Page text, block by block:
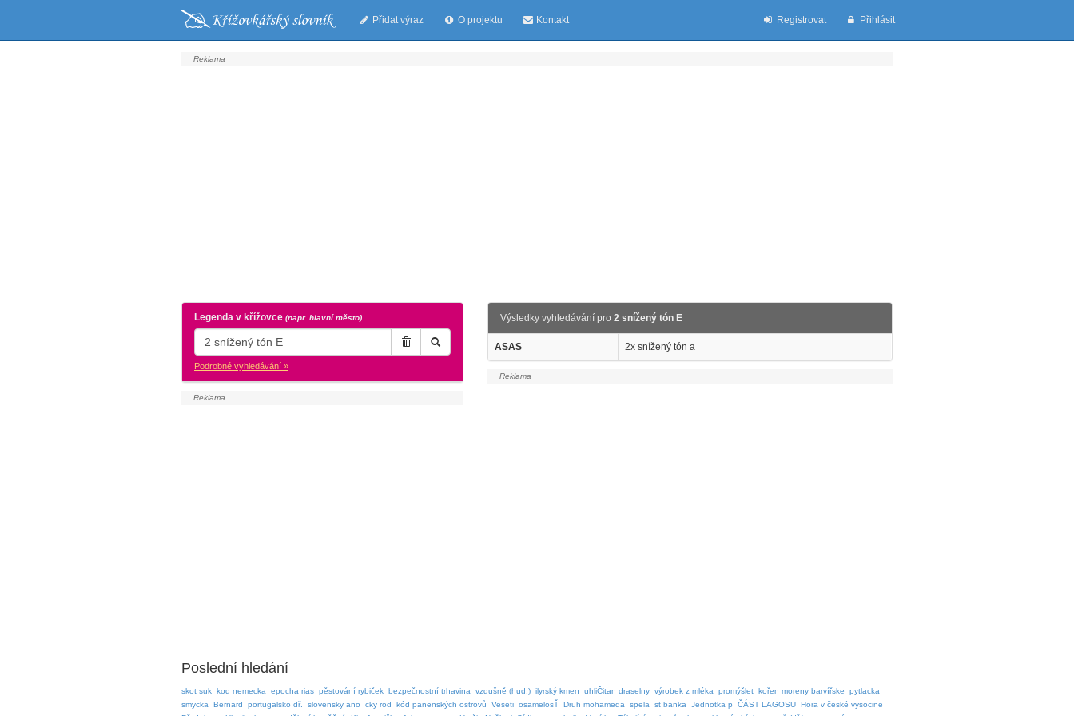
Přidat výraz O projektu Kontakt Registrovat Přihlásit
Legenda v křížovce (napr. hlavní město)
Podrobné vyhledávání »
Výsledky vyhledávání pro2 snížený tón E
ASAS 2x snížený tón a
Poslední hledání
skot suk kod nemecka epocha rias pěstování rybiček bezpečnostní trhavina vzdušně (hud.) ilyrský kmen uhliČitan draselny výrobek z mléka promýšlet kořen moreny barvířske
pytlacka
smycka
Bernard portugalsko dř. slovensky ano cky rod kód panenských ostrovů Veseti osamelosŤ Druh mohameda spela st banka Jednotka p ČÁST LAGOSU Hora v české vysocine